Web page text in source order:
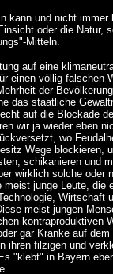
kann und nicht
oder die Natur,
Mitteln.
auf eine
einen völlig falschen
der
das staatliche
auf die Blockade
wir ja wieder eben
wo
Wege blockieren,
schikanieren und
wirklich solche oder
junge Leute, die
Wirtschaft
meist jungen
kontraproduktiven
gar Kranke auf
ihren filzigen und
"klebt" in Bayern